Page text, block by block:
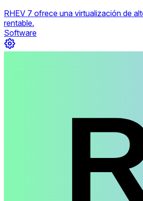
RHEV 7 ofrece una virtualización de
rentable.
Software